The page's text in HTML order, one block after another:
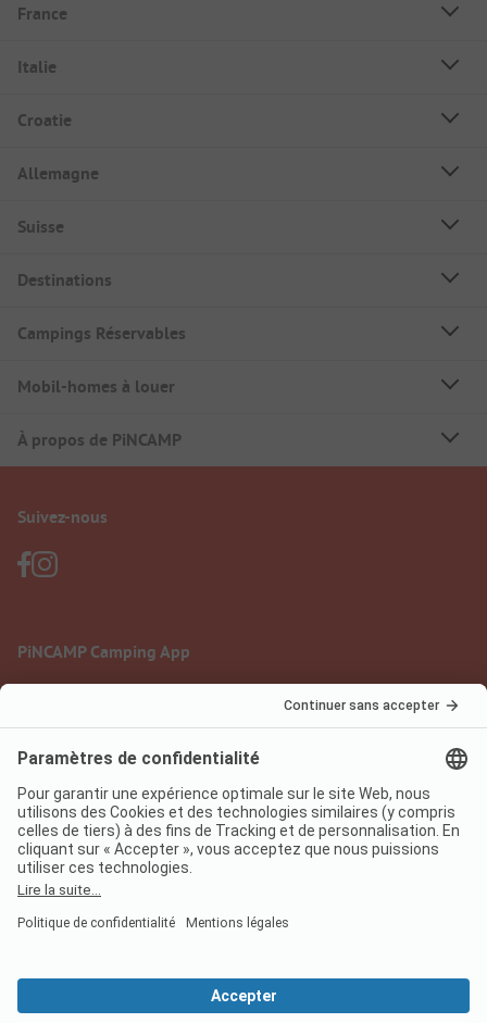
France
Italie
Croatie
Allemagne
Suisse
Destinations
Campings Réservables
Mobil-homes à louer
À propos de PiNCAMP
Suivez-nous
PiNCAMP Camping App
Mentions légales
Protection des données
Conditions d'utilisation
Règlement sur les services numériques